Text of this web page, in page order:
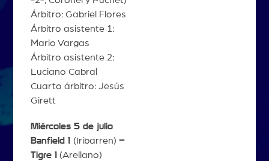
Árbitro: Gabriel Flores
Árbitro asistente 1:
Mario Vargas
Árbitro asistente 2:
Luciano Cabral
Cuarto árbitro: Jesús
Girett
Miércoles 5 de julio
Banfield 1 (Iribarren) –
Tigre 1 (Arellano)